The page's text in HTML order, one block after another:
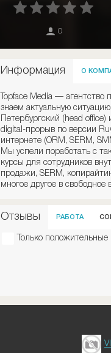
0
Информация О
Topface Media —
знаем актуальную
Петербургский (head
digital-прорыв по версии
интернете (ORM, SERM,
Мы успели поработать с
курсы для сотрудников
продажи, SERM,
многое другое в
Отзывы РАБОТА
Только положительные